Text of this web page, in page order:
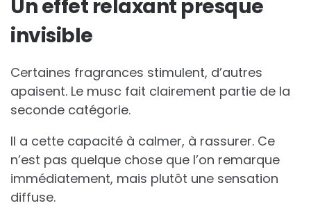
Un effet relaxant presque
invisible
Certaines fragrances stimulent, d’autres
apaisent. Le musc fait clairement partie de la
seconde catégorie.
Il a cette capacité à calmer, à rassurer. Ce
n’est pas quelque chose que l’on remarque
immédiatement, mais plutôt une sensation
diffuse.